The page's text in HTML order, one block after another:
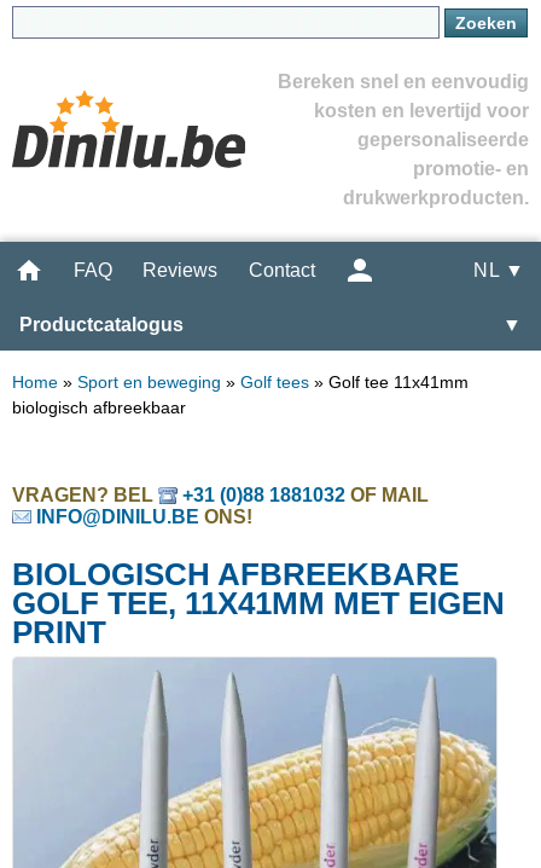
Bereken snel en eenvoudig
kosten en levertijd voor
gepersonaliseerde
promotie- en
drukwerkproducten.
FAQ Reviews Contact NL ▼
Productcatalogus ▼
Home » Sport en beweging » Golf tees » Golf tee 11x41mm
biologisch afbreekbaar
VRAGEN? BEL +31 (0)88 1881032 OF MAIL
INFO@DINILU.BE ONS!
BIOLOGISCH AFBREEKBARE
GOLF TEE, 11X41MM MET EIGEN
PRINT